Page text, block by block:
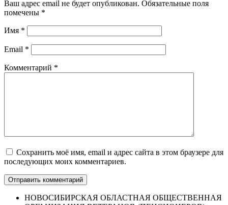
Ваш адрес email не будет опубликован. Обязательные поля
помечены *
Имя *
Email *
Комментарий *
Сохранить моё имя, email и адрес сайта в этом браузере для
последующих моих комментариев.
НОВОСИБИРСКАЯ ОБЛАСТНАЯ ОБЩЕСТВЕННАЯ